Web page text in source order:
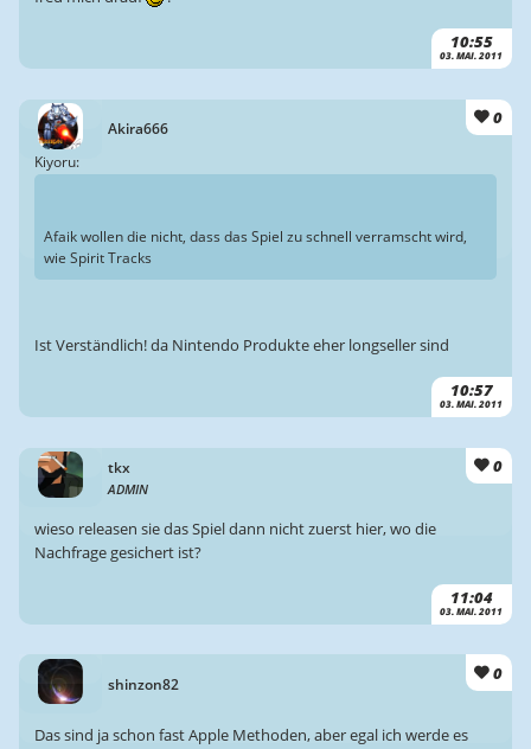
10:55
03. MAI. 2011
Akira666
0
10:57
03. MAI. 2011
Kiyoru:
Afaik wollen die nicht, dass das Spiel zu schnell verramscht wird,
wie Spirit Tracks
Ist Verständlich! da Nintendo Produkte eher longseller sind
tkx
ADMIN
0
11:04
03. MAI. 2011
wieso releasen sie das Spiel dann nicht zuerst hier, wo die
Nachfrage gesichert ist?
shinzon82
0
Das sind ja schon fast Apple Methoden, aber egal ich werde es